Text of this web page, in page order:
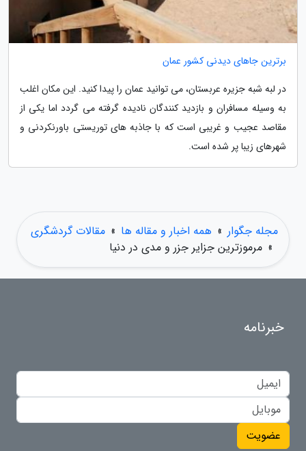
برترین جاهای دیدنی کشور عمان
در لبه شبه جزیره عربستان، می توانید عمان را پیدا کنید. این مکان اغلب
به وسیله مسافران و بازدید کنندگان نادیده گرفته می گردد اما یکی از
مقاصد عجیب و غریبی است که با جاذبه های توریستی باورنکردنی و
شهرهای زیبا پر شده است.
مجله جگوار » همه اخبار و مقاله ها » مقالات گردشگری
» مرموزترین جزایر جزر و مدی در دنیا
خبرنامه
عضویت